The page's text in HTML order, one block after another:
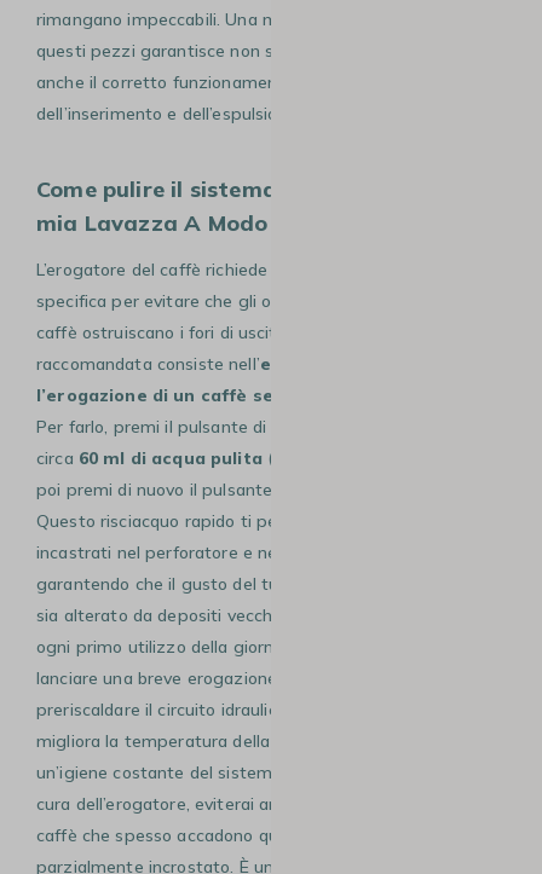
rimangano impeccabili. Una manutenzione rigorosa di
questi pezzi garantisce non solo la pulizia visiva, ma
anche il corretto funzionamento meccanico
dell’inserimento e dell’espulsione delle capsule.
Come pulire il sistema di estrazione della
mia Lavazza A Modo Mio Tiny?
L’erogatore del caffè richiede una pulizia settimanale
specifica per evitare che gli oli e le micro-particelle di
caffè ostruiscano i fori di uscita. La procedura
raccomandata consiste nell’eseguire ogni settimana
l’erogazione di un caffè senza inserire la capsula
Per farlo, premi il pulsante di erogazione e fai passare
circa 60 ml di acqua pulita(l’equivalente di una tazza),
poi premi di nuovo il pulsante per interrompere il flusso.
Questo risciacquo rapido ti permette di rimuovere i residui
incastrati nel perforatore e nel condotto di uscita,
garantendo che il gusto del tuo prossimo espresso non
sia alterato da depositi vecchi o irranciditi. Inoltre, prima di
ogni primo utilizzo della giornata, ti consigliamo di
lanciare una breve erogazione a vuoto per sciacquare e
preriscaldare il circuito idraulico. Questo semplice gesto
migliora la temperatura della prima tazza e assicura
un’igiene costante del sistema di estrazione. Prendendoti
cura dell’erogatore, eviterai anche quegli schizzi laterali di
caffè che spesso accadono quando il beccuccio è
parzialmente incrostato. È un passaggio di manutenzione